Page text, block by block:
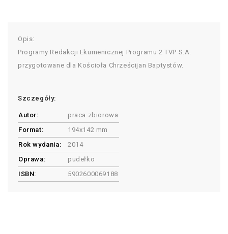
Opis:
Programy Redakcji Ekumenicznej Programu 2 TVP S.A.
przygotowane dla Kościoła Chrześcijan Baptystów.
Szczegóły:
Autor:
praca zbiorowa
Format:
194x142 mm
Rok wydania:
2014
Oprawa:
pudełko
ISBN:
5902600069188